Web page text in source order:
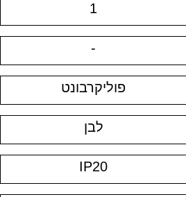
1
-
פוליקרבונט
לבן
IP20